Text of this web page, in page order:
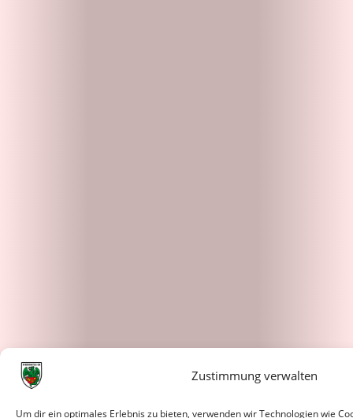
Zustimmung verwalten
Um dir ein optimales Erlebnis zu bieten, verwenden wir Technologien wie